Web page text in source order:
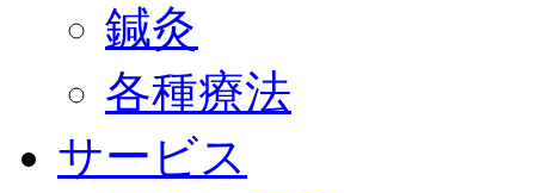
鍼灸
各種療法
サービス